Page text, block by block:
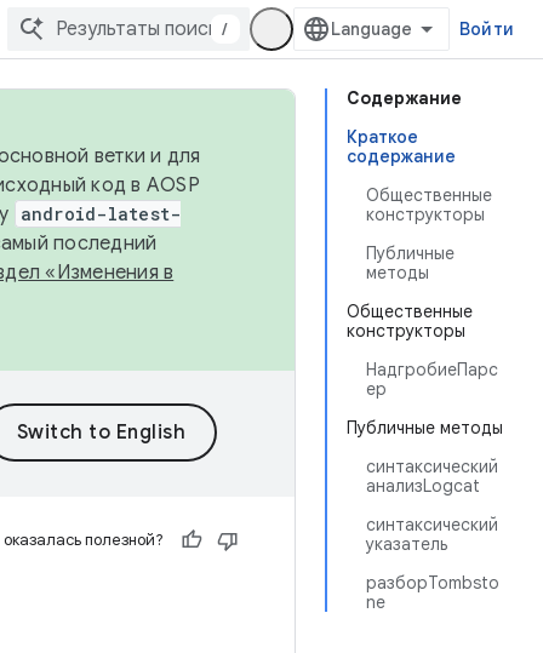
/ Войти
Содержание
Краткое
содержание
Общественные
конструкторы
Публичные
методы
Общественные
конструкторы
НадгробиеПарс
ер
Публичные методы
синтаксический
анализLogcat
синтаксический
указатель
разборTombsto
ne
ветки и для
код в AOSP
android-latest-
последний
«Изменения в
полезной?